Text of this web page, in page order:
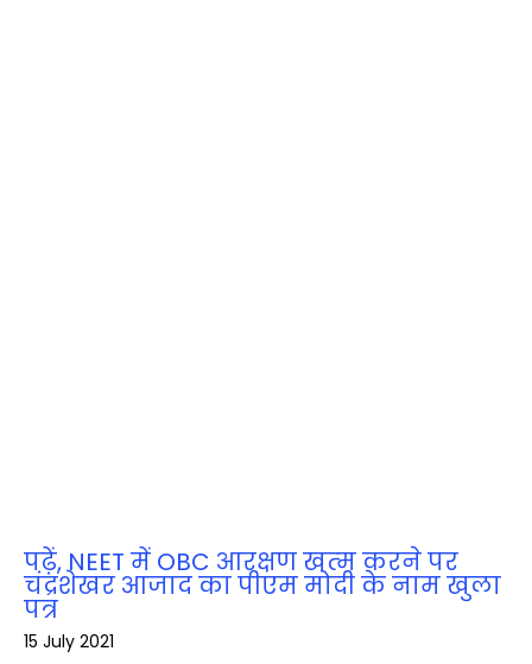
पढ़ें, NEET में OBC आरक्षण खत्‍म करने पर
चंद्रशेखर आजाद का पीएम मोदी के नाम खुला
पत्र
15 July 2021